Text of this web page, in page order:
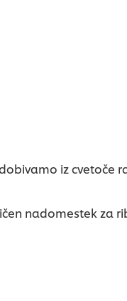
iz cvetoče
nadomestek za